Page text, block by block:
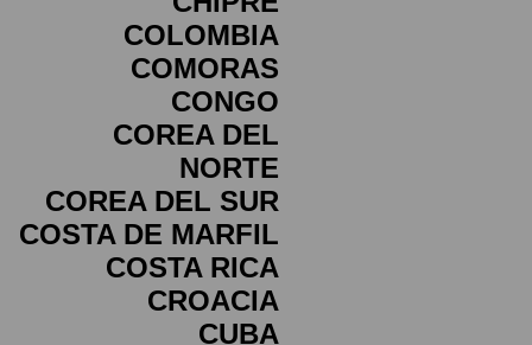
COLOMBIA
COMORAS
CONGO
COREA DEL
NORTE
COREA DEL SUR
COSTA DE MARFIL
COSTA RICA
CROACIA
CUBA